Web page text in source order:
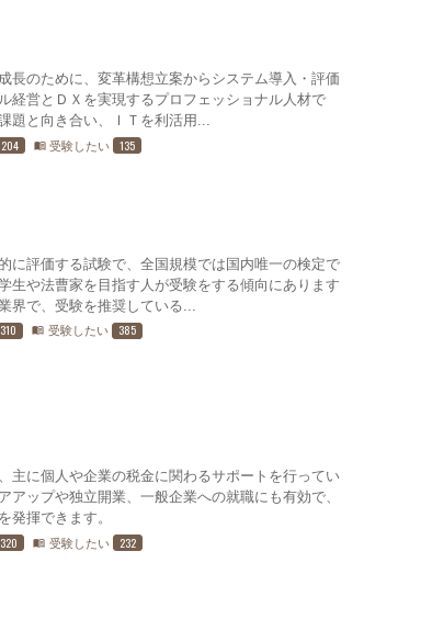
長のために、変革構想立案からシステム導入・評価
経営とＤＸを実現するプロフェッショナル人材で
題と向き合い、ＩＴを利活用...
204 menu_book 受験したい 135
に評価する試験で、全国規模では国内唯一の検定で
生や法曹家を目指す人が受験をする傾向にあります
界で、受験を推奨している...
310 menu_book 受験したい 385
主に個人や企業の税金に関わるサポートを行ってい
アップや独立開業、一般企業への就職にも有効で、
発揮できます。
320 menu_book 受験したい 232